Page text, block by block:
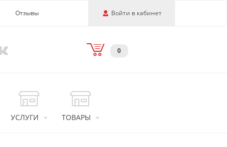
Отзывы Войти в кабинет
0
УСЛУГИ ТОВАРЫ